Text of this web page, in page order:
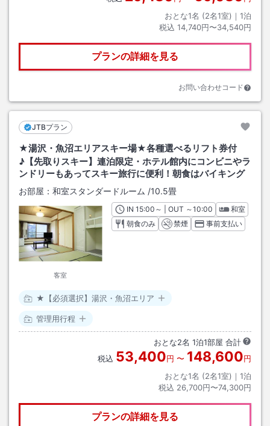
おとな1名 (2名1室)｜ 1泊
税込 14,740円〜34,540円
プランの詳細を見る
お問い合わせコード
JTBプラン
★湯沢・魚沼エリアスキー場★各種選べるリフト券付
♪【先取りスキー】連泊限定・ホテル館内にコンビニやラ
ンドリーもあってスキー旅行に便利！朝食はバイキング
お部屋： 和室スタンダードルーム /10.5畳
客室
INチェックイン
15:00 ～ | OUT チェックアウト
～10:00
和室
朝食のみ
禁煙 事前支払い
★【必須選択】湯沢・魚沼エリア
管理用行程
おとな2名 1泊1部屋 合計
税込 53,400円 〜 148,600円
おとな1名 (2名1室)｜ 1泊
税込 26,700円〜74,300円
プランの詳細を見る